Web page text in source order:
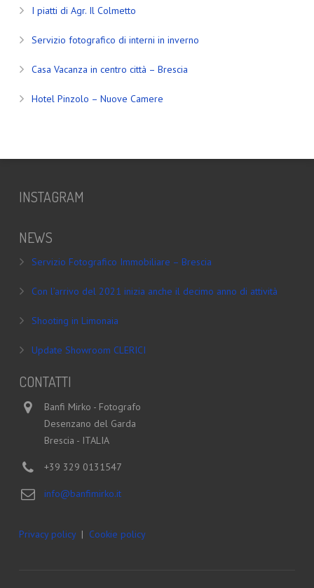
I piatti di Agr. Il Colmetto
Servizio fotografico di interni in inverno
Casa Vacanza in centro città – Brescia
Hotel Pinzolo – Nuove Camere
INSTAGRAM
NEWS
Servizio Fotografico Immobiliare – Brescia
Con l’arrivo del 2021 inizia anche il decimo anno di attività
Shooting in Limonaia
Update Showroom CLERICI
CONTATTI
Banfi Mirko - Fotografo
Desenzano del Garda
Brescia - ITALIA
+39 329 0131547
info@banfimirko.it
Privacy policy| Cookie policy